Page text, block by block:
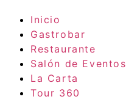
Inicio
Gastrobar
Restaurante
Salón de Eventos
La Carta
Tour 360